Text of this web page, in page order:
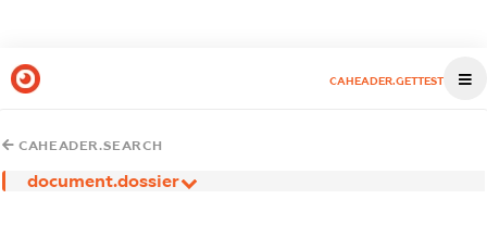
CAHEADER.GETTEST
CAHEADER.SEARCH
document.dossier